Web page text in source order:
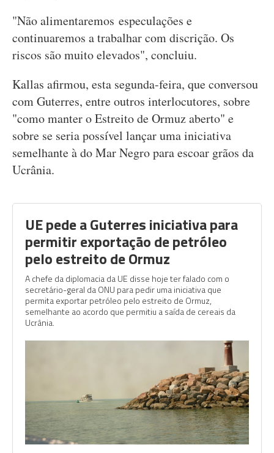
"Não alimentaremos especulações e
continuaremos a trabalhar com discrição. Os
riscos são muito elevados", concluiu.
Kallas afirmou, esta segunda-feira, que conversou
com Guterres, entre outros interlocutores, sobre
"como manter o Estreito de Ormuz aberto" e
sobre se seria possível lançar uma iniciativa
semelhante à do Mar Negro para escoar grãos da
Ucrânia.
UE pede a Guterres iniciativa para
permitir exportação de petróleo
pelo estreito de Ormuz
A chefe da diplomacia da UE disse hoje ter falado com o
secretário-geral da ONU para pedir uma iniciativa que
permita exportar petróleo pelo estreito de Ormuz,
semelhante ao acordo que permitiu a saída de cereais da
Ucrânia.